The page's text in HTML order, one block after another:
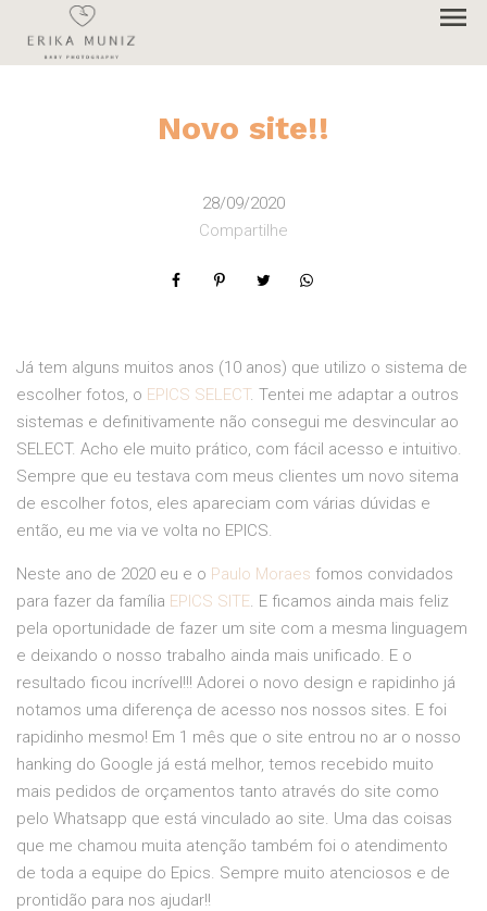
menu
Novo site!!
28/09/2020
Compartilhe
Já tem alguns muitos anos (10 anos) que utilizo o sistema de
escolher fotos, o EPICS SELECT. Tentei me adaptar a outros
sistemas e definitivamente não consegui me desvincular ao
SELECT. Acho ele muito prático, com fácil acesso e intuitivo.
Sempre que eu testava com meus clientes um novo sitema
de escolher fotos, eles apareciam com várias dúvidas e
então, eu me via ve volta no EPICS.
Neste ano de 2020 eu e o Paulo Moraes fomos convidados
para fazer da família EPICS SITE. E ficamos ainda mais feliz
pela oportunidade de fazer um site com a mesma linguagem
e deixando o nosso trabalho ainda mais unificado. E o
resultado ficou incrível!!! Adorei o novo design e rapidinho já
notamos uma diferença de acesso nos nossos sites. E foi
rapidinho mesmo! Em 1 mês que o site entrou no ar o nosso
hanking do Google já está melhor, temos recebido muito
mais pedidos de orçamentos tanto através do site como
pelo Whatsapp que está vinculado ao site. Uma das coisas
que me chamou muita atenção também foi o atendimento
de toda a equipe do Epics. Sempre muito atenciosos e de
prontidão para nos ajudar!!